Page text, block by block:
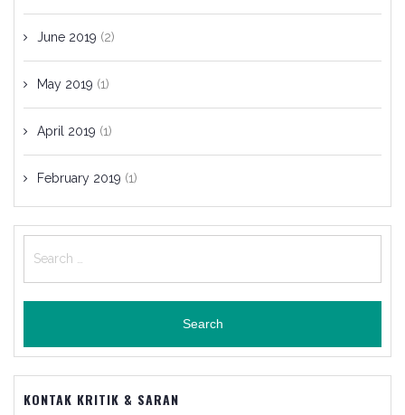
June 2019 (2)
May 2019 (1)
April 2019 (1)
February 2019 (1)
for:
KONTAK KRITIK & SARAN